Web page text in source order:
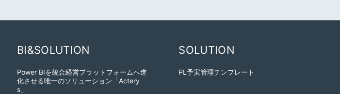
BI&SOLUTION
Power BIを統合経営プラットフォームへ進
化させる唯一のソリューション「Actery
s」
SOLUTION
PL予実管理テンプレート